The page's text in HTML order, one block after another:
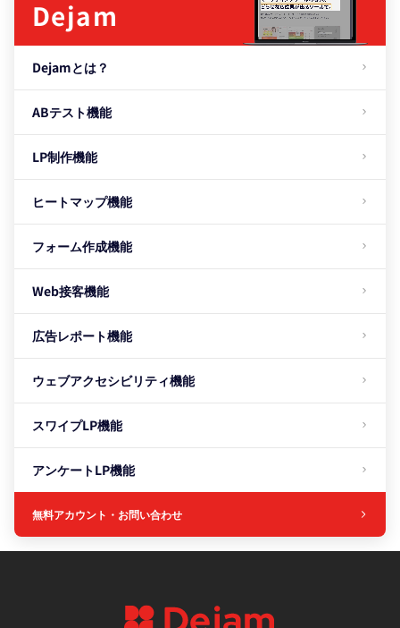
Dejam
Dejamとは？
ABテスト機能
LP制作機能
ヒートマップ機能
フォーム作成機能
Web接客機能
広告レポート機能
ウェブアクセシビリティ機能
スワイプLP機能
アンケートLP機能
無料アカウント・お問い合わせ